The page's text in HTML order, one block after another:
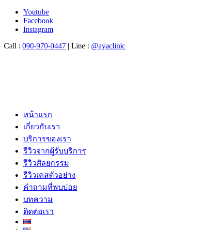
Youtube
Facebook
Instagram
Call : 090-970-0447 | Line : @ayaclinic
หน้าแรก
เกี่ยวกับเรา
บริการของเรา
รีวิวจากผู้รับบริการ
รีวิวศัลยกรรม
รีวิวเคสตัวอย่าง
คำถามที่พบบ่อย
บทความ
ติดต่อเรา